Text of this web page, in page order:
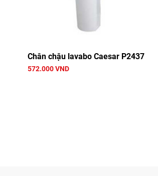
Chân chậu lavabo Caesar P2437
572.000 VND